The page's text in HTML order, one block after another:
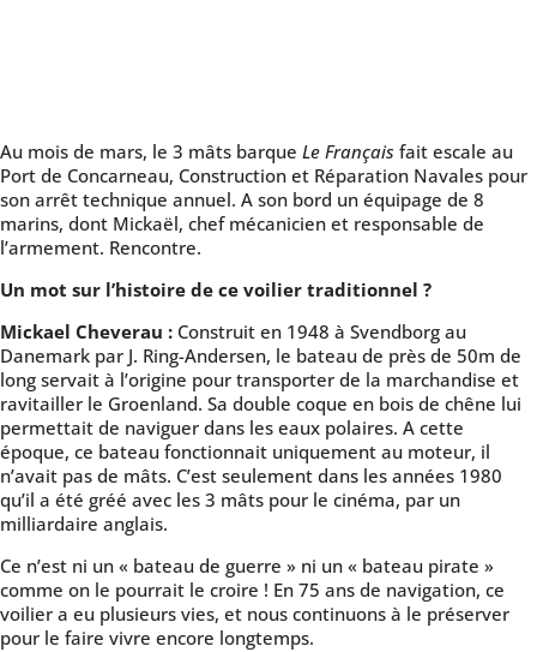
Au mois de mars, le 3 mâts barque Le Français fait escale au
Port de Concarneau, Construction et Réparation Navales pour
son arrêt technique annuel. A son bord un équipage de 8
marins, dont Mickaël, chef mécanicien et responsable de
l’armement. Rencontre.
Un mot sur l’histoire de ce voilier traditionnel ?
Mickael Cheverau : Construit en 1948 à Svendborg au
Danemark par J. Ring-Andersen, le bateau de près de 50m de
long servait à l’origine pour transporter de la marchandise et
ravitailler le Groenland. Sa double coque en bois de chêne lui
permettait de naviguer dans les eaux polaires. A cette
époque, ce bateau fonctionnait uniquement au moteur, il
n’avait pas de mâts. C’est seulement dans les années 1980
qu’il a été gréé avec les 3 mâts pour le cinéma, par un
milliardaire anglais.
Ce n’est ni un « bateau de guerre » ni un « bateau pirate »
comme on le pourrait le croire ! En 75 ans de navigation, ce
voilier a eu plusieurs vies, et nous continuons à le préserver
pour le faire vivre encore longtemps.